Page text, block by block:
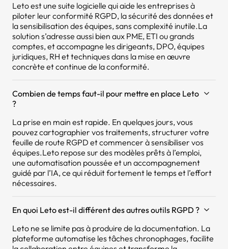
Leto est une suite logicielle qui aide les entreprises à
piloter leur conformité RGPD, la sécurité des données et
la sensibilisation des équipes, sans complexité inutile.La
solution s’adresse aussi bien aux PME, ETI ou grands
comptes, et accompagne les dirigeants, DPO, équipes
juridiques, RH et techniques dans la mise en œuvre
concrète et continue de la conformité.
Combien de temps faut-il pour mettre en place Leto
?
La prise en main est rapide. En quelques jours, vous
pouvez cartographier vos traitements, structurer votre
feuille de route RGPD et commencer à sensibiliser vos
équipes.Leto repose sur des modèles prêts à l’emploi,
une automatisation poussée et un accompagnement
guidé par l’IA, ce qui réduit fortement le temps et l’effort
nécessaires.
En quoi Leto est-il différent des autres outils RGPD ?
Leto ne se limite pas à produire de la documentation. La
plateforme automatise les tâches chronophages, facilite